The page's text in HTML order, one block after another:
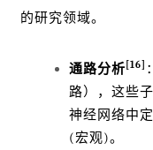
的研究领域。
通路分析 [16]
路），这些
神经网络中
(宏观)。